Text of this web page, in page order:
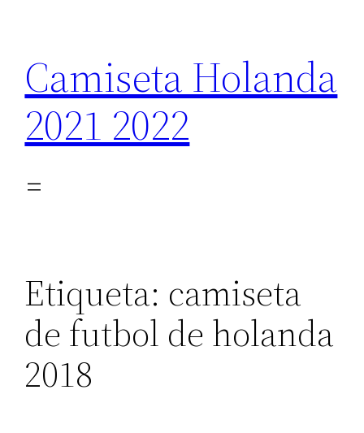
contenido
Camiseta Holanda
2021 2022
Etiqueta: camiseta
de futbol de holanda
2018